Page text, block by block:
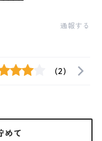
通報する
(2)
めて